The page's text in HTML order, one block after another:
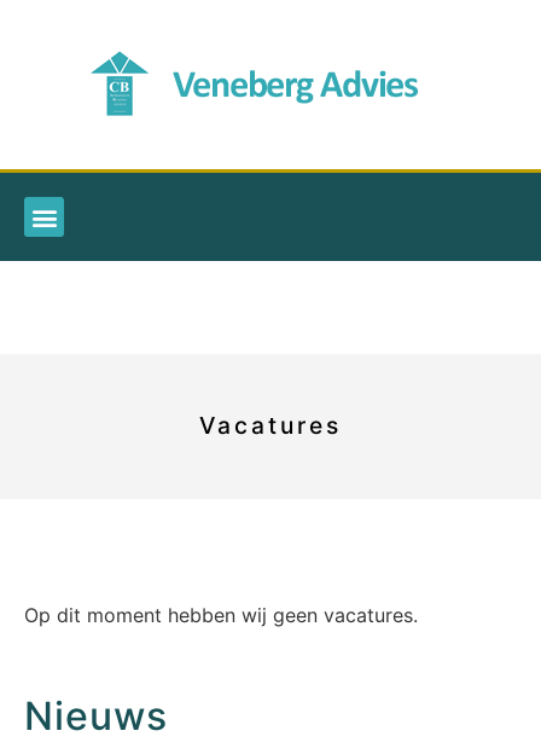
Vacatures
Op dit moment hebben wij geen vacatures.
Nieuws